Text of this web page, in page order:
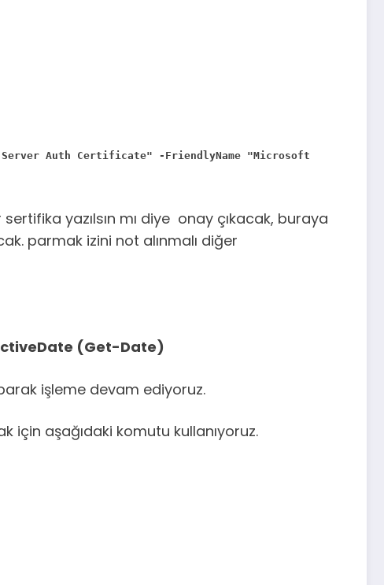
Server Auth Certificate" -FriendlyName "Microsoft
yazılsın mı diye onay çıkacak, buraya
parmak izini not alınmalı diğer
(Get-Date)
işleme devam ediyoruz.
için aşağıdaki komutu kullanıyoruz.